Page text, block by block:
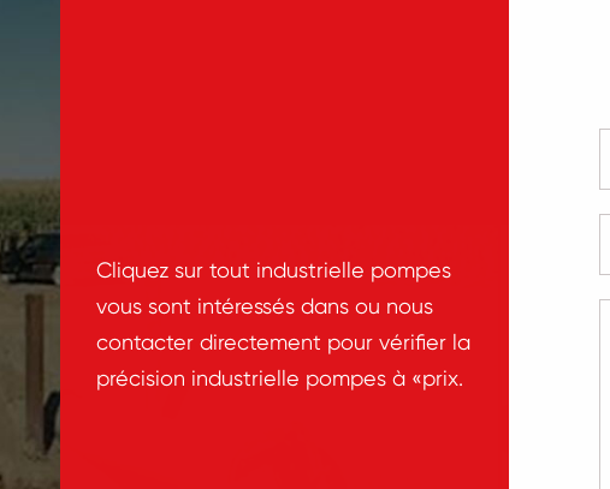
Cliquez sur tout industrielle pompes
vous sont intéressés dans ou nous
contacter directement pour vérifier la
précision industrielle pompes à «prix.